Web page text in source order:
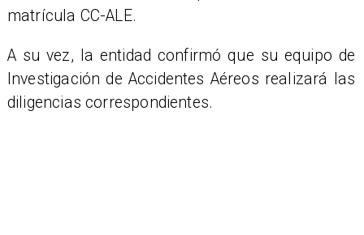
matrícula CC-ALE.
A su vez, la entidad confirmó que su equipo de
Investigación de Accidentes Aéreos realizará las
diligencias correspondientes.